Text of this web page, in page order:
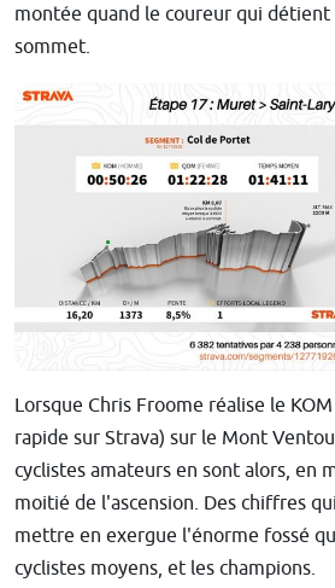
montée quand le coureur qui détient
sommet.
Lorsque Chris Froome réalise le
rapide sur Strava) sur le Mont
cyclistes amateurs en sont alors, en
moitié de l'ascension. Des chiffres
mettre en exergue l'énorme fossé
cyclistes moyens, et les champions.